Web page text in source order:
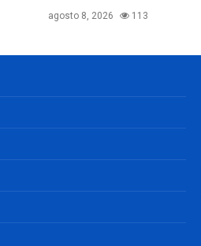
agosto 8, 2026 113